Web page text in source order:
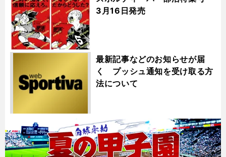
3月16日発売
最新記事などのお知らせが届
く プッシュ通知を受け取る方
法について